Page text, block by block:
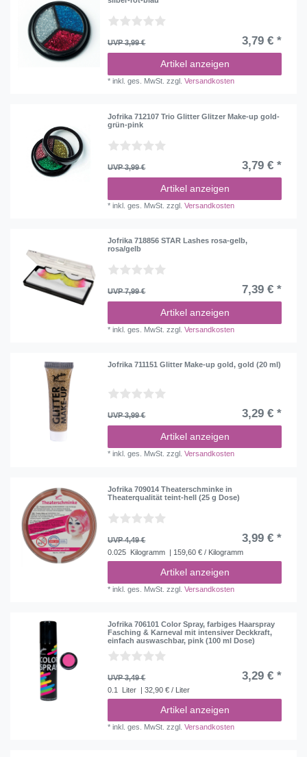
UVP 3,99 € 3,79 € *
Artikel anzeigen
*inkl. ges. MwSt. zzgl.Versandkosten
Jofrika 712107 Trio Glitter Glitzer Make-up gold-
grün-pink
UVP 3,99 € 3,79 € *
Artikel anzeigen
*inkl. ges. MwSt. zzgl.Versandkosten
Jofrika 718856 STAR Lashes rosa-gelb,
rosa/gelb
UVP 7,99 € 7,39 € *
Artikel anzeigen
*inkl. ges. MwSt. zzgl.Versandkosten
Jofrika 711151 Glitter Make-up gold, gold (20 ml)
UVP 3,99 € 3,29 € *
Artikel anzeigen
*inkl. ges. MwSt. zzgl.Versandkosten
Jofrika 709014 Theaterschminke in
Theaterqualität teint-hell (25 g Dose)
UVP 4,49 € 3,99 € *
0.025 Kilogramm | 159,60 € / Kilogramm
Artikel anzeigen
*inkl. ges. MwSt. zzgl.Versandkosten
Jofrika 706101 Color Spray, farbiges Haarspray
Fasching & Karneval mit intensiver Deckkraft,
einfach auswaschbar, pink (100 ml Dose)
UVP 3,49 € 3,29 € *
0.1 Liter | 32,90 € / Liter
Artikel anzeigen
*inkl. ges. MwSt. zzgl.Versandkosten